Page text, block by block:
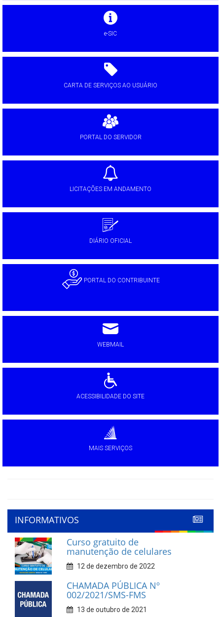
e-SIC
CARTA DE SERVIÇOS AO USUÁRIO
PORTAL DO SERVIDOR
LICITAÇÕES EM ANDAMENTO
DIÁRIO OFICIAL
PORTAL DO CONTRIBUINTE
WEBMAIL
ACESSIBILIDADE DO SITE
MAIS SERVIÇOS
INFORMATIVOS
Curso gratuito de
manutenção de celulares
12 de dezembro de 2022
CHAMADA PÚBLICA Nº
002/2021/SMS-FMS
13 de outubro de 2021